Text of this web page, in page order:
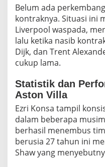
Belum ada
kontraknya. Situasi ini
Liverpool waspada,
lalu ketika nasib
Dijk, dan Trent
cukup lama.
Statistik dan
Aston Villa
Ezri Konsa tampil
dalam beberapa
berhasil menembus
berusia 27 tahun ini
Shaw yang